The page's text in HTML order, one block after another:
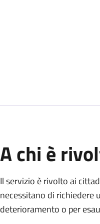
A chi è
Il servizio è rivolto ai
necessitano di richiedere
deterioramento o per